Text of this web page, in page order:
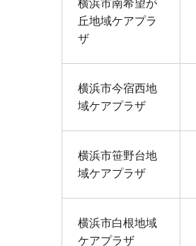
横浜市南希望が
丘地域ケアプラ
ザ
横浜市今宿西地
域ケアプラザ
横浜市笹野台地
域ケアプラザ
横浜市白根地域
ケアプラザ